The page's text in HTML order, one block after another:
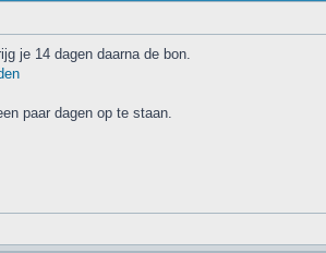
je 14 dagen daarna de bon.
paar dagen op te staan.